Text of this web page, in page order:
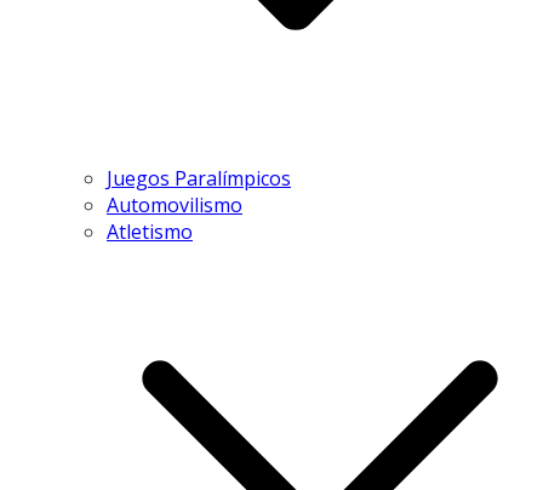
Juegos Paralímpicos
Automovilismo
Atletismo